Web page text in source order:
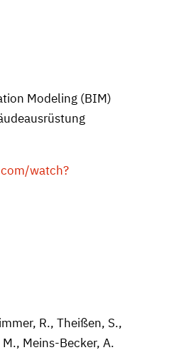
Modeling (BIM)
watch?
R., Theißen, S.,
Meins-Becker, A.